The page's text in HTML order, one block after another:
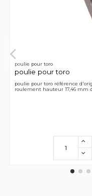
poulie pour toro
poulie pour toro
poulie pour toro référence
roulement hauteur 17,46 mm